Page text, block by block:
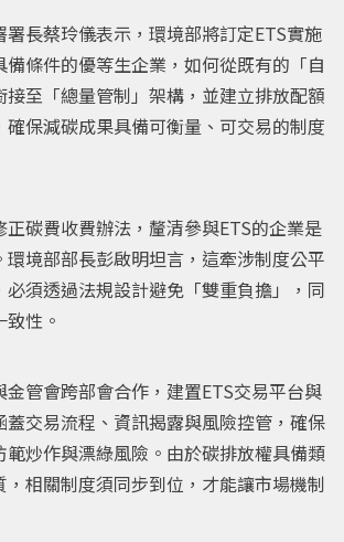
長蔡玲儀表示，環境部將訂定ETS實施
條件的優等生企業，如何從既有的「自
至「總量管制」架構，並建立排放配額
保減碳成果具備可衡量、可交易的制度
碳費收費辦法，釐清參與ETS的企業是
境部部長彭啟明坦言，這牽涉制度公平
須透過法規設計避免「雙重負擔」，同
性。
金管會跨部會合作，建置ETS交易平台與
蓋交易流程、資訊揭露與風險控管，確保
範炒作與漂綠風險。由於碳排放權具備類
相關制度須同步到位，才能讓市場機制